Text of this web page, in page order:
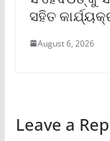
ସହିତ
August 6, 2026
Leave a